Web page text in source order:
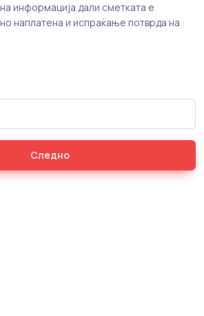
информација дали сметката е
наплатена и испраќање потврда на
Следно